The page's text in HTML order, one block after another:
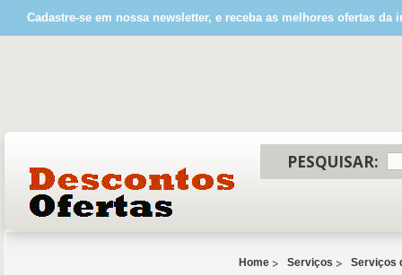
Cadastre-se em nossa newsletter, e receba as melhores ofertas da
PESQUISAR:
Home Serviços Serviços